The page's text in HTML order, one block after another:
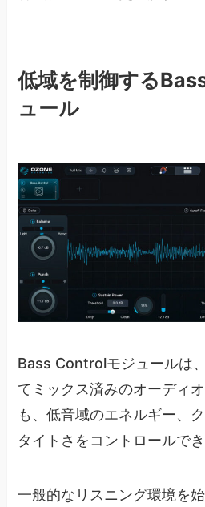
低域を制御する
ュール
Bass Controlモジュールは
てミックス済みのオーディ
も、低音域のエネルギー、
タイトさをコントロールで
一般的なリスニング環境を